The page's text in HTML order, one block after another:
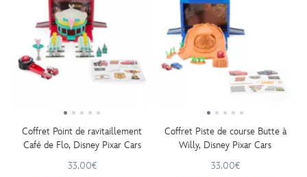
Coffret Point de ravitaillement
Café de Flo, Disney Pixar Cars
33.00€
Coffret Piste de course Butte à
Willy, Disney Pixar Cars
33.00€